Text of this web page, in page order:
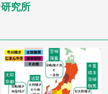
る猫、激写される 「これもう
幹線で大パニック。隣席の青
とお願いしたら...」 体験談に
究所